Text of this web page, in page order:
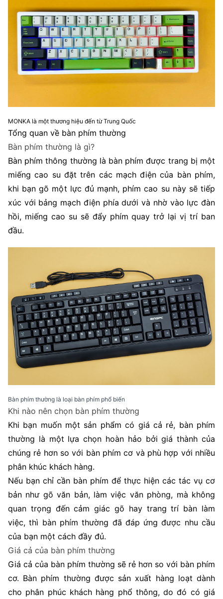
MONKA là một thương hiệu đến từ Trung Quốc
Tổng quan về bàn phím thường
Bàn phím thường là gì?
Bàn phím thông thường là bàn phím được trang bị một
miếng cao su đặt trên các mạch điện của bàn phím,
khi bạn gõ một lực đủ mạnh, phím cao su này sẽ tiếp
xúc với bảng mạch điện phía dưới và nhờ vào lực đàn
hồi, miếng cao su sẽ đẩy phím quay trở lại vị trí ban
đầu.
Bàn phím thường là loại bàn phím phổ biến
Khi nào nên chọn bàn phím thường
Khi bạn muốn một sản phẩm có giá cả rẻ, bàn phím
thường là một lựa chọn hoàn hảo bởi giá thành của
chúng rẻ hơn so với bàn phím cơ và phù hợp với nhiều
phân khúc khách hàng.
Nếu bạn chỉ cần bàn phím để thực hiện các tác vụ cơ
bản như gõ văn bản, làm việc văn phòng, mà không
quan trọng đến cảm giác gõ hay trang trí bàn làm
việc, thì bàn phím thường đã đáp ứng được nhu cầu
của bạn một cách đầy đủ.
Giá cả của bàn phím thường
Giá cả của bàn phím thường sẽ rẻ hơn so với bàn phím
cơ. Bàn phím thường được sản xuất hàng loạt dành
cho phân phúc khách hàng phổ thông, do đó có giá